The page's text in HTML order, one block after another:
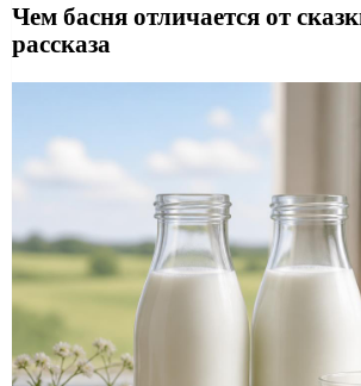
Чем басня отличается от
рассказа